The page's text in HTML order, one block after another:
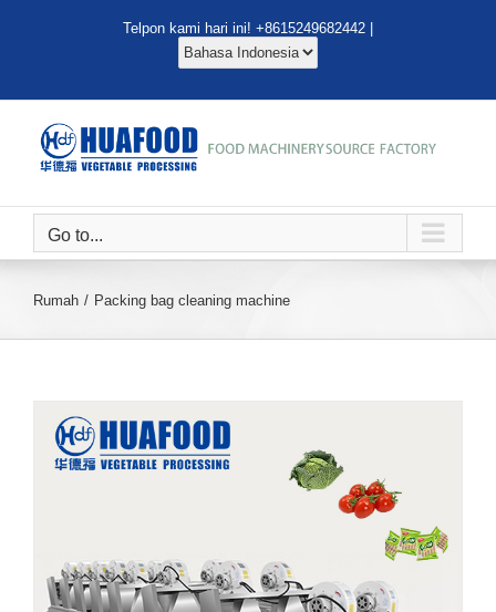
Telpon kami hari ini! +8615249682442 |
Go to...
Rumah Packing bag cleaning machine